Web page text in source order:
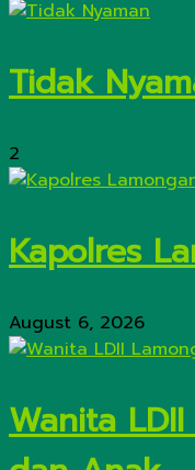
Tidak
2
Kapolres
August 6, 2026
Wanita